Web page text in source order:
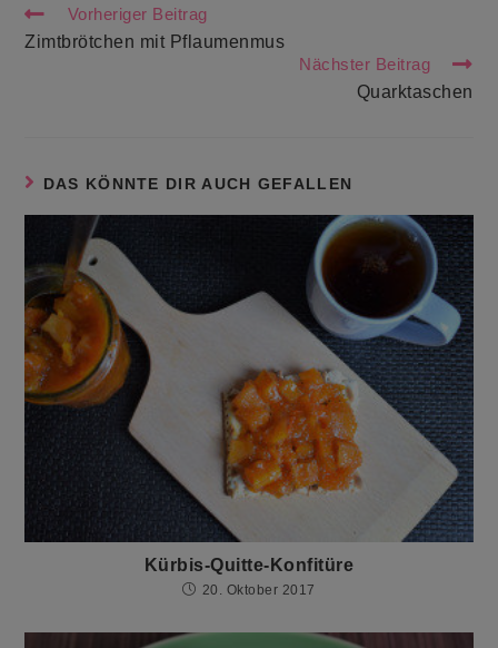
Weitere
Artikel
ansehen
Vorheriger Beitrag
Zimtbrötchen mit Pflaumenmus
Nächster Beitrag
Quarktaschen
DAS KÖNNTE DIR AUCH GEFALLEN
Kürbis-Quitte-Konfitüre
20. Oktober 2017